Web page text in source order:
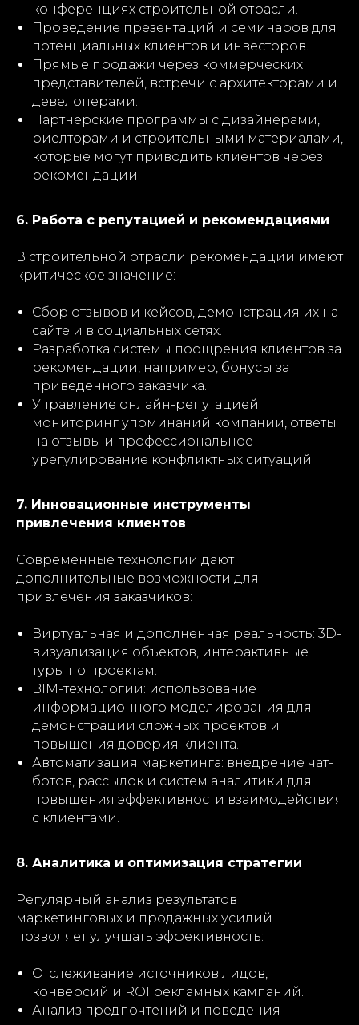
конференциях строительной отрасли.
Проведение презентаций и семинаров для
потенциальных клиентов и инвесторов.
Прямые продажи через коммерческих
представителей, встречи с архитекторами и
девелоперами.
Партнерские программы с дизайнерами,
риелторами и строительными материалами,
которые могут приводить клиентов через
рекомендации.
6. Работа с репутацией и рекомендациями
В строительной отрасли рекомендации имеют
критическое значение:
Сбор отзывов и кейсов, демонстрация их на
сайте и в социальных сетях.
Разработка системы поощрения клиентов за
рекомендации, например, бонусы за
приведенного заказчика.
Управление онлайн-репутацией:
мониторинг упоминаний компании, ответы
на отзывы и профессиональное
урегулирование конфликтных ситуаций.
7. Инновационные инструменты
привлечения клиентов
Современные технологии дают
дополнительные возможности для
привлечения заказчиков:
Виртуальная и дополненная реальность: 3D-
визуализация объектов, интерактивные
туры по проектам.
BIM-технологии: использование
информационного моделирования для
демонстрации сложных проектов и
повышения доверия клиента.
Автоматизация маркетинга: внедрение чат-
ботов, рассылок и систем аналитики для
повышения эффективности взаимодействия
с клиентами.
8. Аналитика и оптимизация стратегии
Регулярный анализ результатов
маркетинговых и продажных усилий
позволяет улучшать эффективность:
Отслеживание источников лидов,
конверсий и ROI рекламных кампаний.
Анализ предпочтений и поведения